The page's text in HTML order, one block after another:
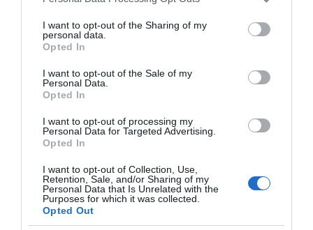
not limited to your visit or usage behaviour. You may click to
grant or deny consent to Google and its third-party tags to
use your data for below specified purposes in below Google
consent section.
I want to opt-out of the Sharing of my
personal data.
Opted In
I want to opt-out of the Sale of my
Personal Data.
Opted In
I want to opt-out of processing my
Personal Data for Targeted Advertising.
Opted In
I want to opt-out of Collection, Use,
Retention, Sale, and/or Sharing of my
Personal Data that Is Unrelated with the
Purposes for which it was collected.
Opted Out
συγκεκριμένα, όχι μόνο σε πολιτικές, αλλά και
στον προϋπολογισμό της Ευρωπαϊκής Ένωσης
για τα επόμενα χρόνια.
Η Ημέρα της Ευρώπης (9 Μαΐου) μας
υπενθυμίζει κάθε χρόνο ότι, για να έχουμε ένα
ισχυρούς και έτοιμους οι επόμενες κρίσεις που
θα έρθουν, χρειαζόμαστε μεγαλύτερη ενότητα,
οικονομική ανθεκτικότητα και κοινωνική
συνοχή.
Στο Ευρωπαϊκό Κοινοβούλιο αγωνίζομαι για